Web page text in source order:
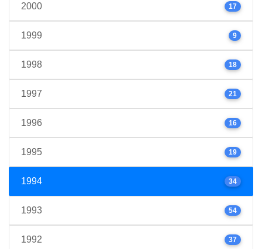
2000 17
1999 9
1998 18
1997 21
1996 16
1995 19
1994 34
1993 54
1992 37